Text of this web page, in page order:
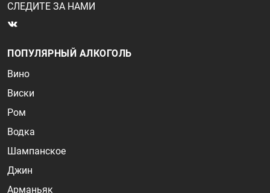
СЛЕДИТЕ ЗА НАМИ
ПОПУЛЯРНЫЙ АЛКОГОЛЬ
Вино
Виски
Ром
Водка
Шампанское
Джин
Арманьяк